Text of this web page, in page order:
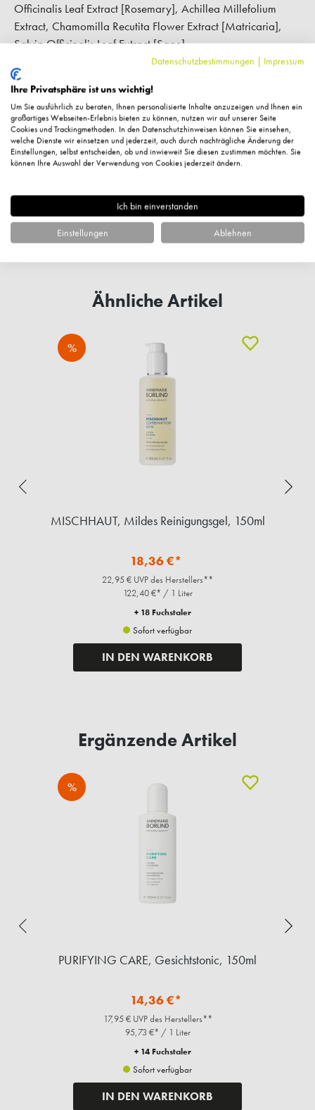
Officinalis Leaf Extract [Rosemary], Achillea Millefolium
Extract, Chamomilla Recutita Flower Extract [Matricaria],
Salvia Officinalis Leaf Extract [Sage]
Hersteller-Kontaktinformationen
Kundenbewertungen
Fragen zum Artikel?
Ähnliche Artikel
%
MISCHHAUT, Mildes Reinigungsgel, 150ml
18,36 €*
22,95 € UVP des Herstellers**
122,40 €* / 1 Liter
+ 18 Fuchstaler
Sofort verfügbar
IN DEN WARENKORB
Ergänzende Artikel
%
PURIFYING CARE, Gesichtstonic, 150ml
14,36 €*
17,95 € UVP des Herstellers**
95,73 €* / 1 Liter
+ 14 Fuchstaler
Sofort verfügbar
IN DEN WARENKORB
Datenschutzbestimmungen | Impressum
Ihre Privatsphäre ist uns wichtig!
Um Sie ausführlich zu beraten, Ihnen personalisierte Inhalte anzuzeigen und Ihnen ein
großartiges Webseiten-Erlebnis bieten zu können, nutzen wir auf unserer Seite
Cookies und Trackingmethoden. In den Datenschutzhinweisen können Sie einsehen,
welche Dienste wir einsetzen und jederzeit, auch durch nachträgliche Änderung der
Einstellungen, selbst entscheiden, ob und inwieweit Sie diesen zustimmen möchten. Sie
können Ihre Auswahl der Verwendung von Cookies jederzeit ändern.
Ich bin einverstanden
Einstellungen Ablehnen